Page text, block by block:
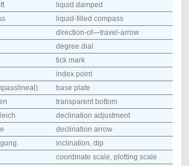
liquid damped
liquid-filled compass
direction-of—travel-arrow
degree dial
tick mark
index point
base plate
transparent bottom
declination adjustment
declination arrow
inclination, dip
coordinate scale, plotting scale